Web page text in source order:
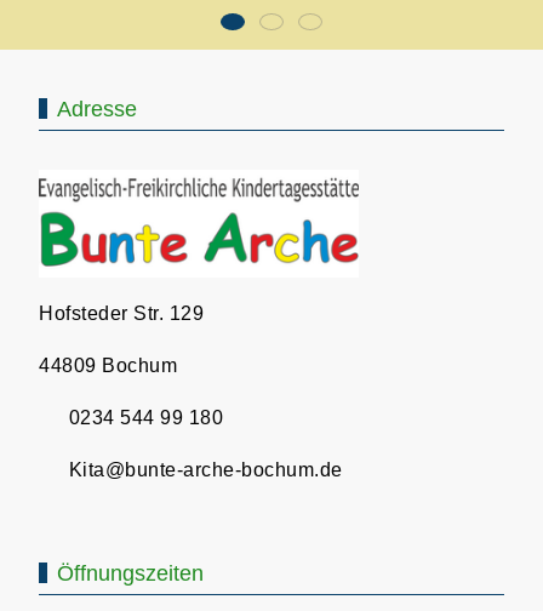
Adresse
Hofsteder Str. 129
44809 Bochum
0234 544 99 180
Kita@bunte-arche-bochum.de
Öffnungszeiten